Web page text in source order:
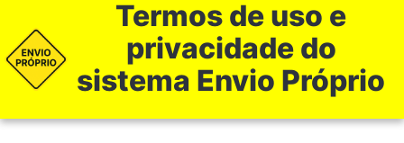
Termos de uso e
privacidade do
sistema Envio Próprio